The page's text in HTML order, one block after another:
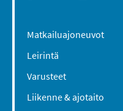
Matkailuajoneuvot
Leirintä
Varusteet
Liikenne & ajotaito